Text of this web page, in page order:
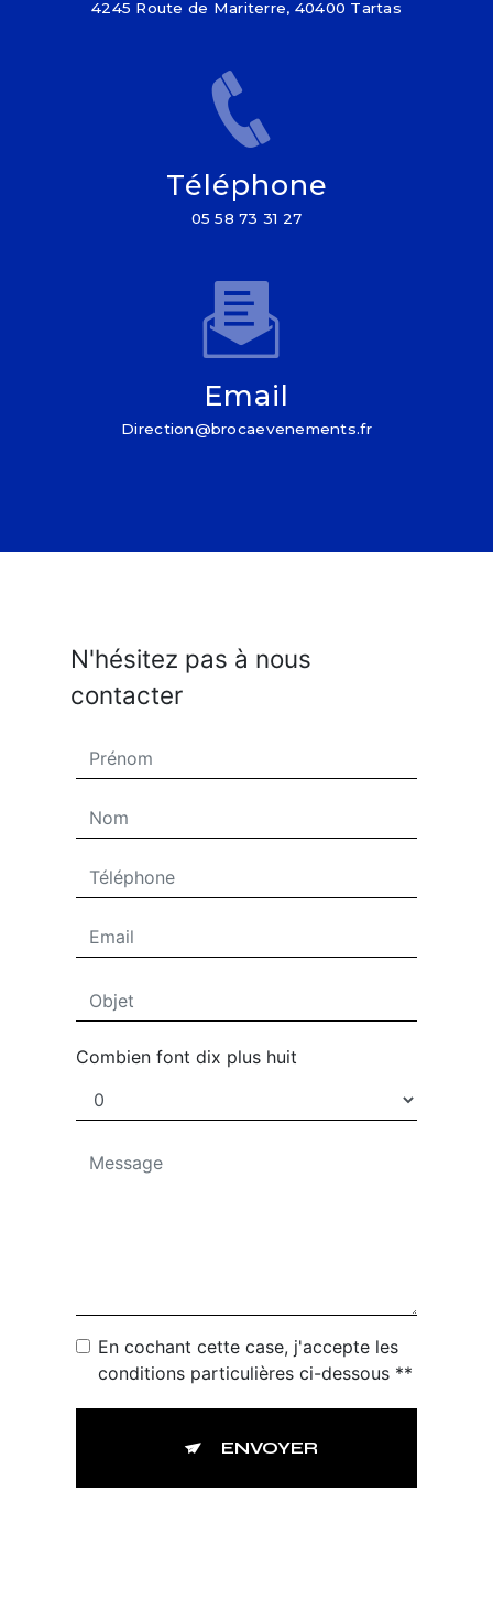
4245 Route de Mariterre, 40400 Tartas
Téléphone
05 58 73 31 27
Email
direction@brocaevenements.fr
N'hésitez pas à nous
contacter
Combien font dix plus huit
En cochant cette case, j'accepte les
conditions particulières ci-dessous **
ENVOYER